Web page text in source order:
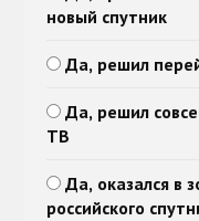
новый спутник
Да, решил
Да, решил
ТВ
Да, оказался в
российского